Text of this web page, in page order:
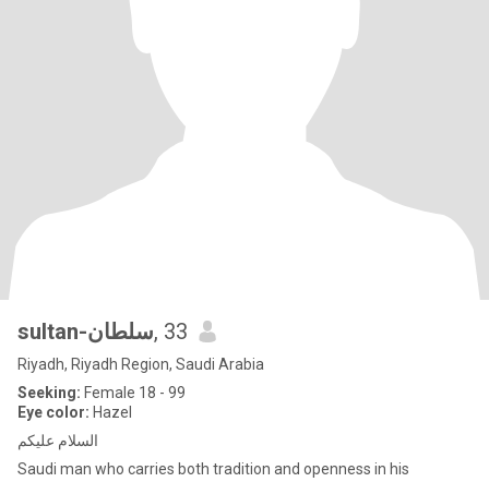
sultan-سلطان, 33
Riyadh, Riyadh Region, Saudi Arabia
Seeking: Female 18 - 99
Eye color: Hazel
السلام عليكم
Saudi man who carries both tradition and openness in his